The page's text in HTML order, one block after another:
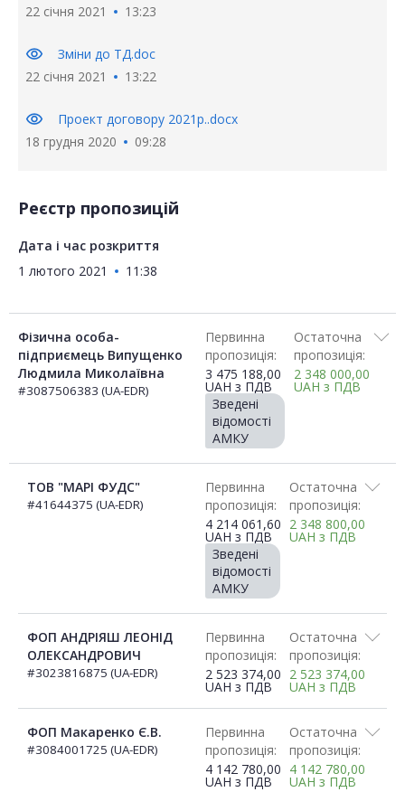
22 січня 2021
13:23
visibility
Зміни до ТД.doc
22 січня 2021
13:22
visibility
Проект договору 2021р..docx
18 грудня 2020
09:28
Реєстр пропозицій
Дата і час розкриття
1 лютого 2021
11:38
Фізична особа-
підприємець Випущенко
Людмила Миколаївна
#3087506383 (UA-EDR)
Первинна
пропозиція:
3 475 188,00
UAH з ПДВ
Зведені
відомості
АМКУ
Остаточна
пропозиція:
2 348 000,00
UAH з ПДВ
ТОВ "МАРІ ФУДС"
#41644375 (UA-EDR)
Первинна
пропозиція:
4 214 061,60
UAH з ПДВ
Зведені
відомості
АМКУ
Остаточна
пропозиція:
2 348 800,00
UAH з ПДВ
ФОП АНДРІЯШ ЛЕОНІД
ОЛЕКСАНДРОВИЧ
#3023816875 (UA-EDR)
Первинна
пропозиція:
2 523 374,00
UAH з ПДВ
Остаточна
пропозиція:
2 523 374,00
UAH з ПДВ
ФОП Макаренко Є.В.
#3084001725 (UA-EDR)
Первинна
пропозиція:
4 142 780,00
UAH з ПДВ
Остаточна
пропозиція:
4 142 780,00
UAH з ПДВ